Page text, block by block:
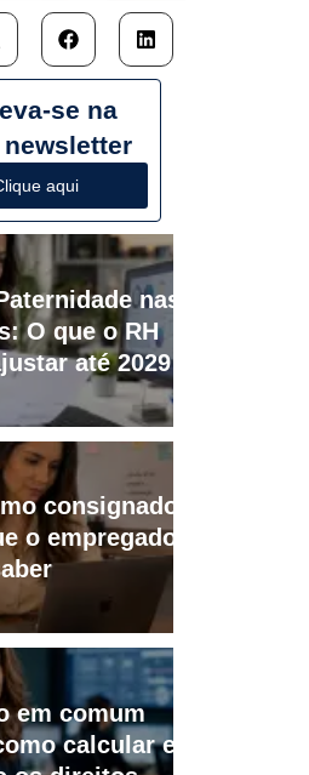
se na
aqui
nas
O que o RH
até 2029
consignado
o empregador
em comum
calcular e